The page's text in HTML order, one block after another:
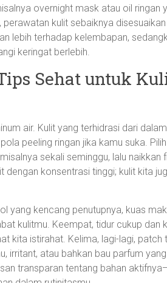
overnight mask atau oil ringan
kulit sebaiknya
lebih terhadap kelembapan,
keringat berlebih.
Sehat untuk
air. Kulit yang terhidrasi dari
peeling ringan jika kamu suka.
sekali seminggu, lalu naikkan
konsentrasi tinggi; kulit kita
yang kencang penutupnya, kuas
kulitmu. Keempat, tidur cukup dan
kita istirahat. Kelima, lagi-lagi, patch
irritant, atau bahkan bau parfum
transparan tentang bahan